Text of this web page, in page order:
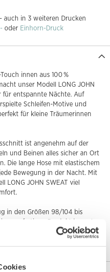
auch in 3 weiteren Drucken
oder Einhorn-Druck
innen aus 100 %
unser Modell LONG JOHN
für entspannte Nächte. Auf
Schleifen-Motive und
für kleine Träumerinnen
ist angenehm auf der
und Beinen alles sicher an Ort
Die lange Hose mit elastischem
Bewegung in der Nacht. Mit
LONG JOHN SWEAT viel
in den Größen 98/104 bis
zum fertigen Produkt kannst
JOHN SWEAT nachhaltig,
GOTS-Zertifikat